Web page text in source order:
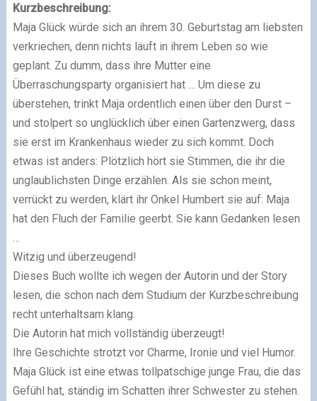
Kurzbeschreibung:
Maja Glück würde sich an ihrem 30. Geburtstag am liebsten
verkriechen, denn nichts läuft in ihrem Leben so wie
geplant. Zu dumm, dass ihre Mutter eine
Überraschungsparty organisiert hat … Um diese zu
überstehen, trinkt Maja ordentlich einen über den Durst –
und stolpert so unglücklich über einen Gartenzwerg, dass
sie erst im Krankenhaus wieder zu sich kommt. Doch
etwas ist anders: Plötzlich hört sie Stimmen, die ihr die
unglaublichsten Dinge erzählen. Als sie schon meint,
verrückt zu werden, klärt ihr Onkel Humbert sie auf: Maja
hat den Fluch der Familie geerbt. Sie kann Gedanken lesen
Witzig und überzeugend!
Dieses Buch wollte ich wegen der Autorin und der Story
lesen, die schon nach dem Studium der Kurzbeschreibung
recht unterhaltsam klang.
Die Autorin hat mich vollständig überzeugt!
Ihre Geschichte strotzt vor Charme, Ironie und viel Humor.
Maja Glück ist eine etwas tollpatschige junge Frau, die das
Gefühl hat, ständig im Schatten ihrer Schwester zu stehen.